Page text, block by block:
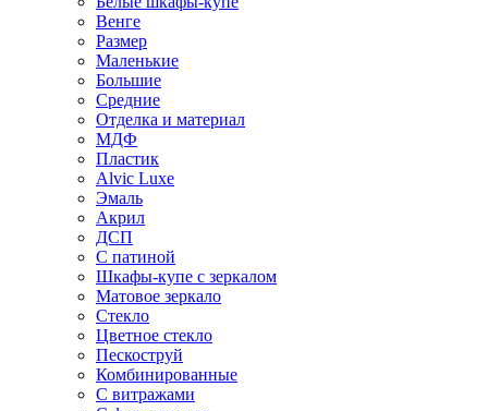
Венге
Размер
Маленькие
Большие
Средние
Отделка и материал
МДФ
Пластик
Alvic Luxe
Эмаль
Акрил
ДСП
С патиной
Шкафы-купе с зеркалом
Матовое зеркало
Стекло
Цветное стекло
Пескоструй
Комбинированные
С витражами